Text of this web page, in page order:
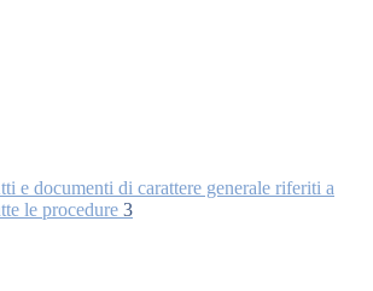
e documenti di carattere generale riferiti a
le procedure 3